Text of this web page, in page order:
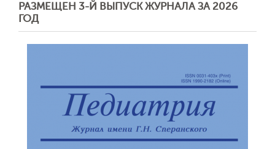
РАЗМЕЩЕН 3-Й ВЫПУСК ЖУРНАЛА ЗА 2026
ГОД